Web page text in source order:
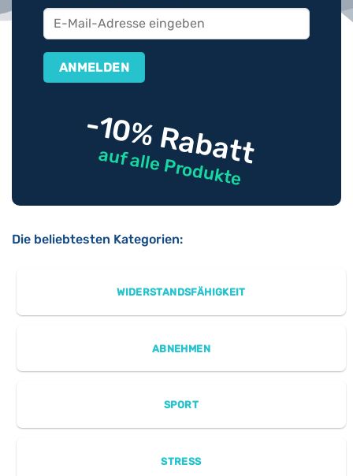
-10% Rabatt
auf alle Produkte
Die beliebtesten Kategorien:
WIDERSTANDSFÄHIGKEIT
ABNEHMEN
SPORT
STRESS